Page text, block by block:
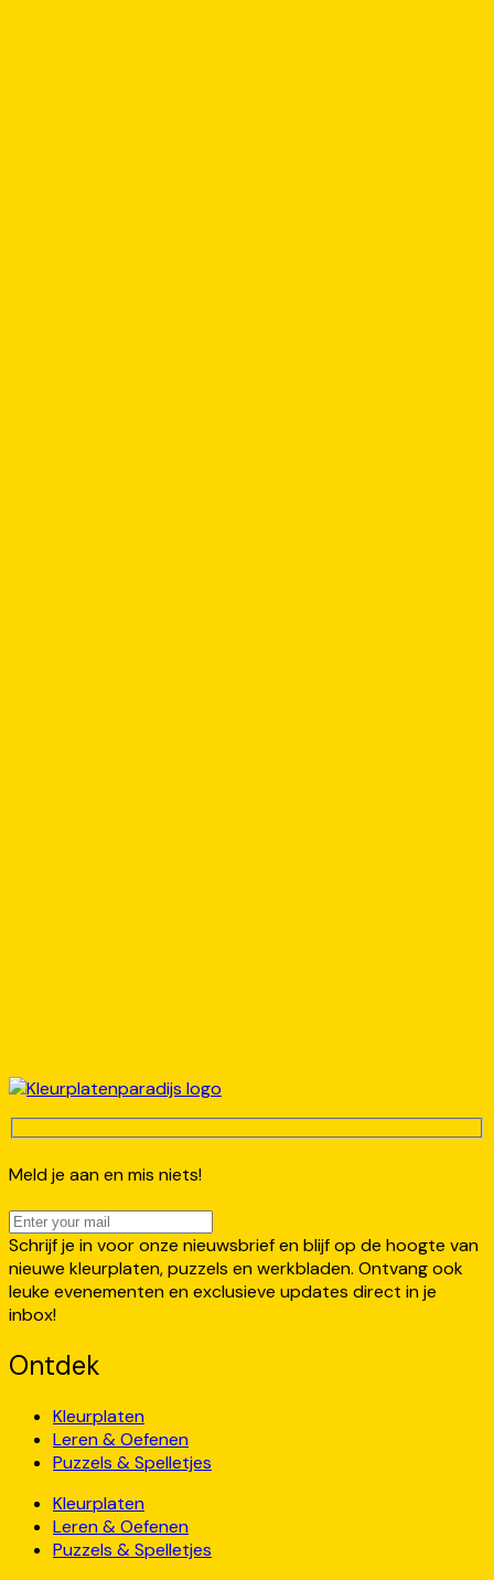
Meld je aan en mis niets!
Schrijf je in voor onze nieuwsbrief en blijf op de hoogte van
nieuwe kleurplaten, puzzels en werkbladen. Ontvang ook
leuke evenementen en exclusieve updates direct in je
inbox!
Ontdek
Kleurplaten
Leren & Oefenen
Puzzels & Spelletjes
Kleurplaten
Leren & Oefenen
Puzzels & Spelletjes